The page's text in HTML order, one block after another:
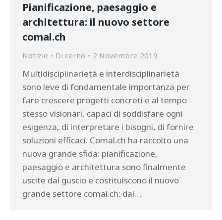
Pianificazione, paesaggio e
architettura: il nuovo settore
comal.ch
Notizie Di cerno 2 Novembre 2019
Multidisciplinarietà e interdisciplinarietà
sono leve di fondamentale importanza per
fare crescere progetti concreti e al tempo
stesso visionari, capaci di soddisfare ogni
esigenza, di interpretare i bisogni, di fornire
soluzioni efficaci. Comal.ch ha raccolto una
nuova grande sfida: pianificazione,
paesaggio e architettura sono finalmente
uscite dal guscio e costituiscono il nuovo
grande settore comal.ch: dal…